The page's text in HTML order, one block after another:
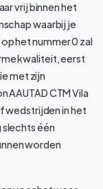
vrij binnen het
waarbij je
het nummer 0 zal
kwaliteit, eerst
met zijn
AAUTAD CTM Vila
wedstrijden in het
slechts één
worden